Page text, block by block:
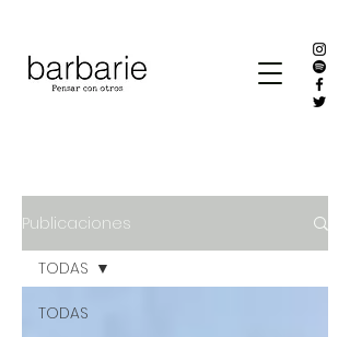
Publicaciones
TODAS
TODAS